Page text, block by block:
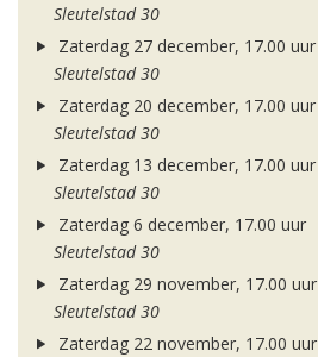
Sleutelstad 30
Zaterdag 27 december, 17.00 uur
Sleutelstad 30
Zaterdag 20 december, 17.00 uur
Sleutelstad 30
Zaterdag 13 december, 17.00 uur
Sleutelstad 30
Zaterdag 6 december, 17.00 uur
Sleutelstad 30
Zaterdag 29 november, 17.00 uur
Sleutelstad 30
Zaterdag 22 november, 17.00 uur